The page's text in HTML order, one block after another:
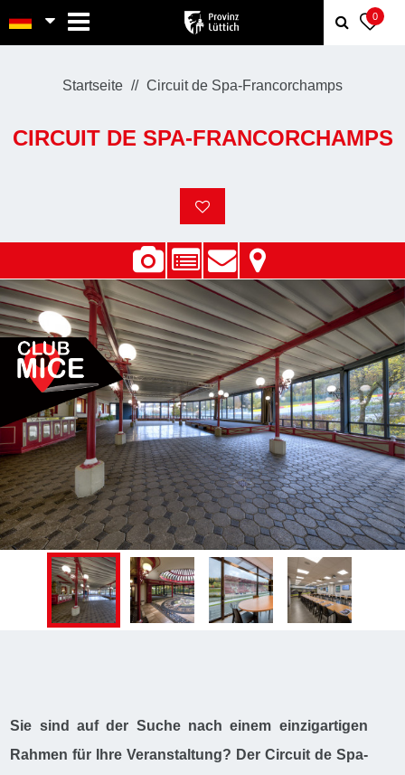
0
Startseite Circuit de Spa-Francorchamps
CIRCUIT DE SPA-FRANCORCHAMPS
Sie sind auf der Suche nach einem einzigartigen
Rahmen für Ihre Veranstaltung? Der Circuit de Spa-